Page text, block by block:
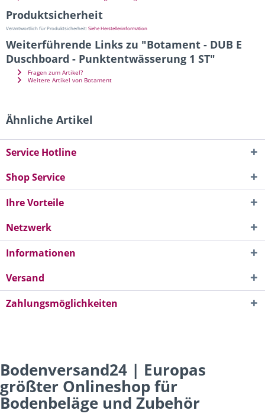
Produktsicherheit
Verantwortlich für Produktsicherheit:Siehe Herstellerinformation
Weiterführende Links zu "Botament - DUB E
Duschboard - Punktentwässerung 1 ST"
Fragen zum Artikel?
Weitere Artikel von Botament
Ähnliche Artikel
Service Hotline
Shop Service
Ihre Vorteile
Netzwerk
Informationen
Versand
Zahlungsmöglichkeiten
Bodenversand24 | Europas
größter Onlineshop für
Bodenbeläge und Zubehör